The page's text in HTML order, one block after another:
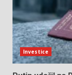
Investice